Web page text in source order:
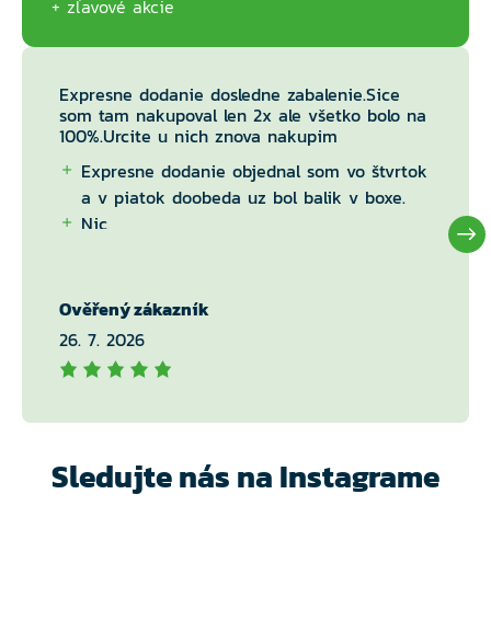
zľavové akcie
Expresne dodanie dosledne zabalenie.Sice
som tam nakupoval len 2x ale všetko bolo na
100%.Urcite u nich znova nakupim
Expresne dodanie objednal som vo štvrtok
a v piatok doobeda uz bol balik v boxe.
Nic
Ověřený zákazník
26. 7. 2026
Sledujte nás na Instagrame